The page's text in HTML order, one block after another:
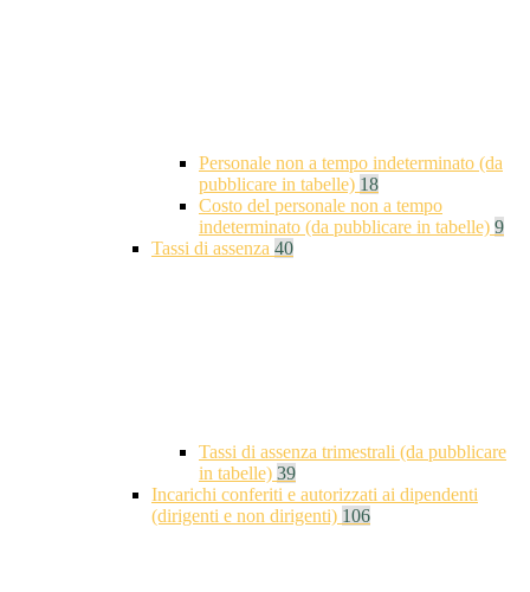
Personale non a tempo indeterminato (da
pubblicare in tabelle) 18
Costo del personale non a tempo
indeterminato (da pubblicare in tabelle) 9
Tassi di assenza 40
Tassi di assenza trimestrali (da pubblicare
in tabelle) 39
Incarichi conferiti e autorizzati ai dipendenti
(dirigenti e non dirigenti) 106